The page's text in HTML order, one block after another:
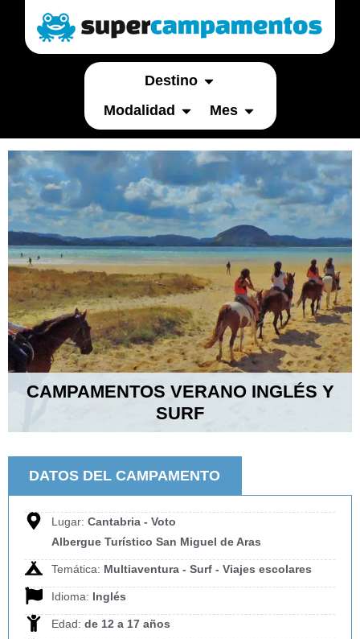
Destino
Modalidad
Mes
CAMPAMENTOS VERANO INGLÉS Y
SURF
DATOS DEL CAMPAMENTO
Lugar: Cantabria - Voto
Albergue Turístico San Miguel de Aras
Temática: Multiaventura - Surf - Viajes escolares
Idioma: Inglés
Edad: de 12 a 17 años